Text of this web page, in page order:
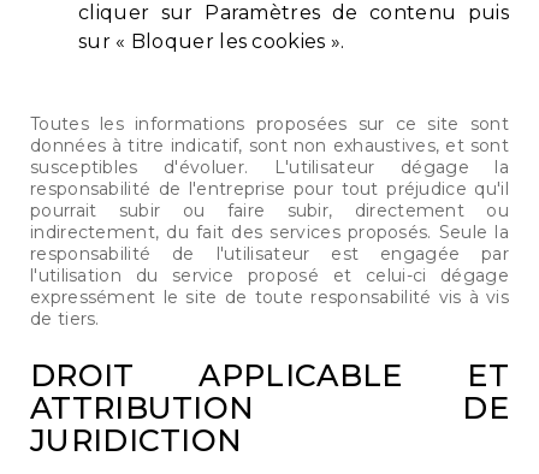
cliquer sur Paramètres de contenu puis
sur « Bloquer les cookies ».
Toutes les informations proposées sur ce site sont
données à titre indicatif, sont non exhaustives, et sont
susceptibles d'évoluer. L'utilisateur dégage la
responsabilité de l'entreprise pour tout préjudice qu'il
pourrait subir ou faire subir, directement ou
indirectement, du fait des services proposés. Seule la
responsabilité de l'utilisateur est engagée par
l'utilisation du service proposé et celui-ci dégage
expressément le site de toute responsabilité vis à vis
de tiers.
DROIT APPLICABLE ET
ATTRIBUTION DE
JURIDICTION